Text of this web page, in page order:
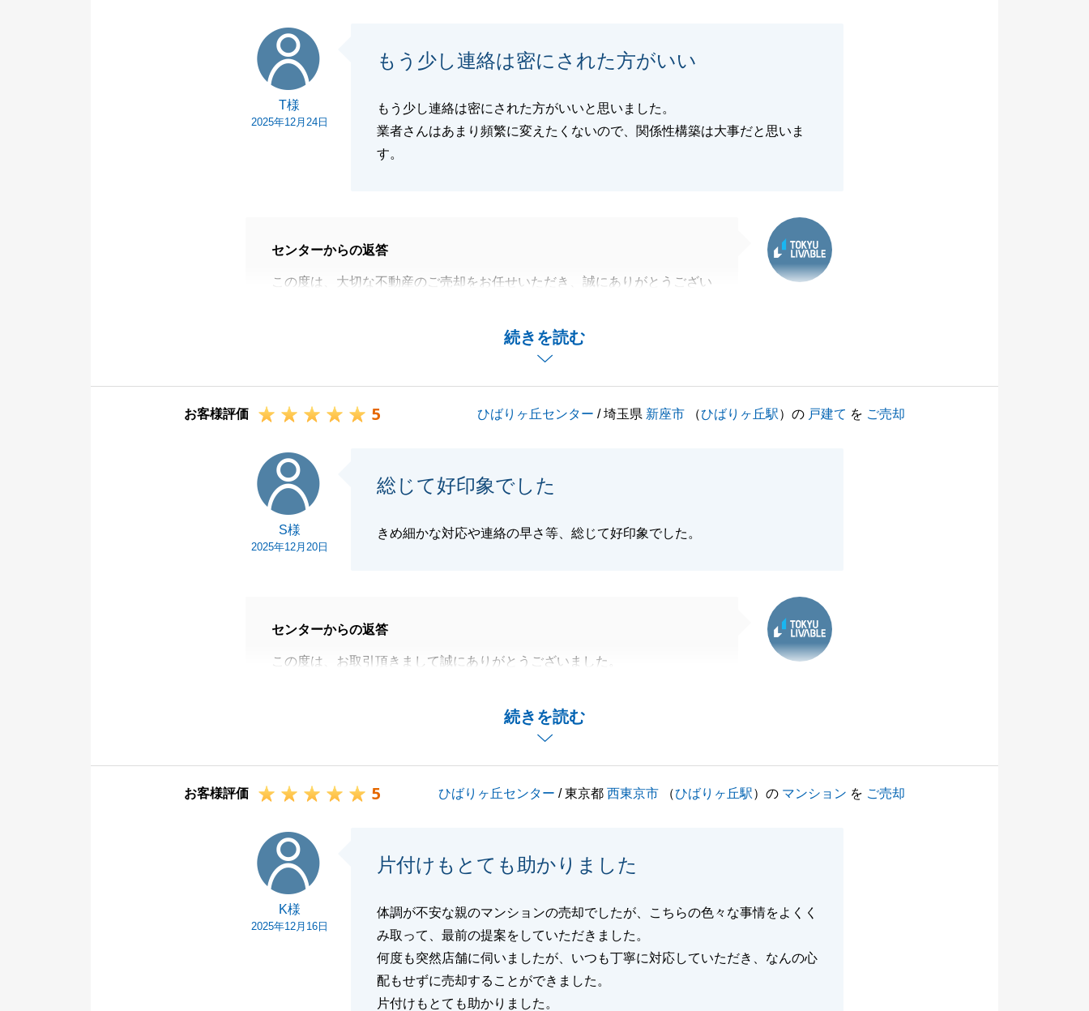
閉じる
T様
2025年12月24日
もう少し連絡は密にされた方がいい
もう少し連絡は密にされた方がいいと思いました。
業者さんはあまり頻繁に変えたくないので、関係性構築は大事だと思いま
す。
続きを読む
センターからの返答
この度は、大切な不動産のご売却をお任せいただき、誠にありがとうござい
ご連絡の頻度につきまして、ご不安な思いをさせてしまい、心よりお詫び申
おります。
に受け止め、今後はより一層、お客様の歩幅に合わせた丁寧な報告・連絡を
徹底してまいります。
貴重なご指摘をいただき、誠にありがとうございました。
お客様評価 5 ひばりヶ丘センター / 埼玉県 新座市 （ひばりヶ丘駅）の 戸建て を ご売却
S様
2025年12月20日
総じて好印象でした
きめ細かな対応や連絡の早さ等、総じて好印象でした。
続きを読む
センターからの返答
この度は、お取引頂きまして誠にありがとうございました。
3ケ月以内にご売却する事ができました。
ご連絡につきましては、S様のご対応も早く、その都度のご報告時には大変
閉じる
お客様評価 5 ひばりヶ丘センター / 東京都西東京市 （ひばりヶ丘駅）の マンション を ご売却
K様
2025年12月16日
片付けもとても助かりました
体調が不安な親のマンションの売却でしたが、こちらの色々な事情をよくく
み取って、最前の提案をしていただきました。
何度も突然店舗に伺いましたが、いつも丁寧に対応していただき、なんの心
配もせずに売却することができました。
片付けもとても助かりました。